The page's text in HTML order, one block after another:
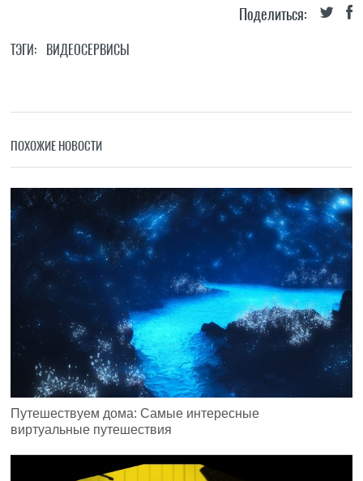
Поделиться:
ТЭГИ: ВИДЕОСЕРВИСЫ
ПОХОЖИЕ НОВОСТИ
Путешествуем дома: Самые интересные
виртуальные путешествия